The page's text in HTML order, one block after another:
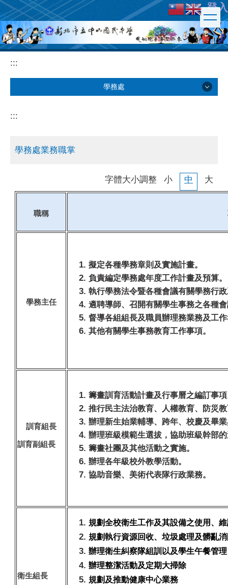
跳
到
主
要
內
登入
:::
學務處
社團專區
性別平等教育專區
菸害防制專區
校園食材登錄平臺
:::
學務處業務職掌
字體大小調整 小 中 大
職稱
學務主任
擬定各種學務章則及實施計畫。
負責編定學務處年度工作計畫及預算。
執行學務法令暨各種會議有關學務行
遴聘導師、召開有關學生事務之各種
督導各組組長及職員辦理務業務及工
其他有關學生事務教育工作事項。
訓育組長
訓育副組長
籌畫訓育活動計畫及行事曆之編訂事
推行民主法治教育、人權教育、防災
辦理新生始業輔導、跨年、校慶及畢
辦理班級模範生選拔，協助班級幹部
籌畫社團及其他活動之實施。
辦理各年級校外教學活動。
協助音樂、美術代表隊行政業務。
衛生組長
規劃全校衛生工作及其設備之使用、
規劃執行資源回收、垃圾處理及髒亂
辦理衛生糾察隊組訓以及學生午餐管理
辦理整潔活動及定期大掃除
規劃及推動健康中心業務